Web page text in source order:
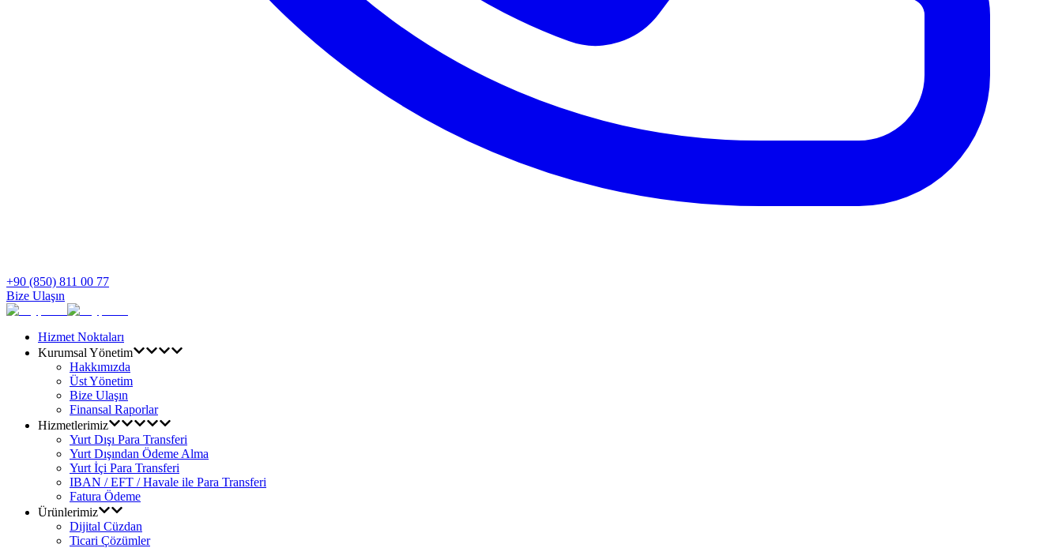
+90 (850) 811 00 77
Bize Ulaşın
Hizmet Noktaları
Kurumsal Yönetim
Hakkımızda
Üst Yönetim
Bize Ulaşın
Finansal Raporlar
Hizmetlerimiz
Yurt Dışı Para Transferi
Yurt Dışından Ödeme Alma
Yurt İçi Para Transferi
IBAN / EFT / Havale ile Para Transferi
Fatura Ödeme
Ürünlerimiz
Dijital Cüzdan
Ticari Çözümler